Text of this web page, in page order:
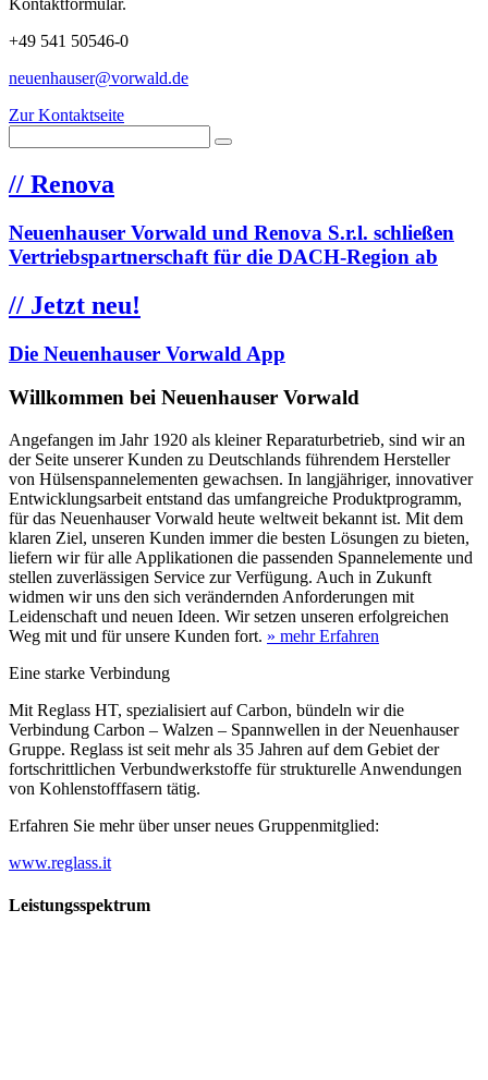
Kontaktformular.
+49 541 50546-0
neuenhauser@vorwald.de
Zur Kontaktseite
// Renova
Neuenhauser Vorwald und Renova S.r.l. schließen
Vertriebspartnerschaft für die DACH-Region ab
// Jetzt neu!
Die Neuenhauser Vorwald App
Willkommen bei Neuenhauser Vorwald
Angefangen im Jahr 1920 als kleiner Reparaturbetrieb, sind wir an
der Seite unserer Kunden zu Deutschlands führendem Hersteller
von Hülsenspannelementen gewachsen. In langjähriger, innovativer
Entwicklungsarbeit entstand das umfangreiche Produktprogramm,
für das Neuenhauser Vorwald heute weltweit bekannt ist. Mit dem
klaren Ziel, unseren Kunden immer die besten Lösungen zu bieten,
liefern wir für alle Applikationen die passenden Spannelemente und
stellen zuverlässigen Service zur Verfügung. Auch in Zukunft
widmen wir uns den sich verändernden Anforderungen mit
Leidenschaft und neuen Ideen. Wir setzen unseren erfolgreichen
Weg mit und für unsere Kunden fort. » mehr Erfahren
Eine starke Verbindung
Mit Reglass HT, spezialisiert auf Carbon, bündeln wir die
Verbindung Carbon – Walzen – Spannwellen in der Neuenhauser
Gruppe. Reglass ist seit mehr als 35 Jahren auf dem Gebiet der
fortschrittlichen Verbundwerkstoffe für strukturelle Anwendungen
von Kohlenstofffasern tätig.
Erfahren Sie mehr über unser neues Gruppenmitglied:
www.reglass.it
Leistungsspektrum